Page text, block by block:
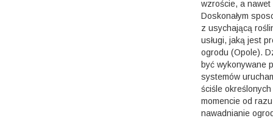
wzroście, a nawet
Doskonałym
z usychającą
usługi, jaką jest
ogrodu (Opole).
być wykonywane
systemów
ściśle
momencie od
nawadnianie